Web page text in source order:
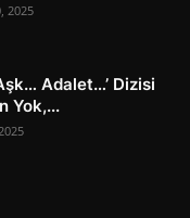
2025
Adalet…’ Dizisi
Yok,...